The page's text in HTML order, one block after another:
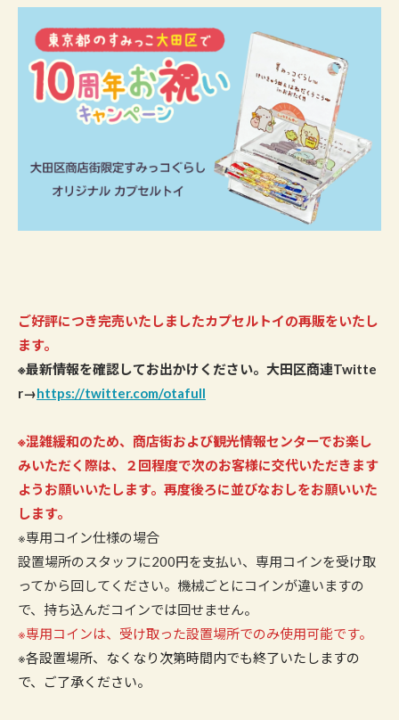
ご好評につき完売いたしましたカプセルトイの再販をいたし
ます。
※最新情報を確認してお出かけください。大田区商連Twitte
r→https://twitter.com/otafull
※混雑緩和のため、商店街および観光情報センターでお楽し
みいただく際は、２回程度で次のお客様に交代いただきます
ようお願いいたします。再度後ろに並びなおしをお願いいた
します。
※専用コイン仕様の場合
設置場所のスタッフに200円を支払い、専用コインを受け取
ってから回してください。機械ごとにコインが違いますの
で、持ち込んだコインでは回せません。
※専用コインは、受け取った設置場所でのみ使用可能です。
※各設置場所、なくなり次第時間内でも終了いたしますの
で、ご了承ください。